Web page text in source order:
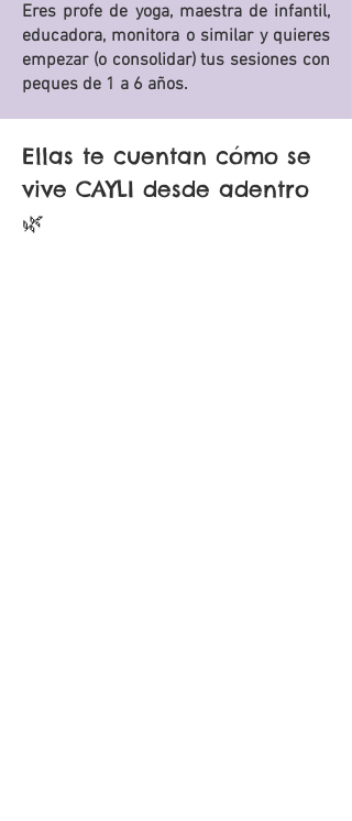
Eres profe de yoga, maestra de infantil,
educadora, monitora o similar y quieres
empezar (o consolidar) tus sesiones con
peques de 1 a 6 años.
Ellas te cuentan cómo se
vive CAYLI desde adentro
🌿